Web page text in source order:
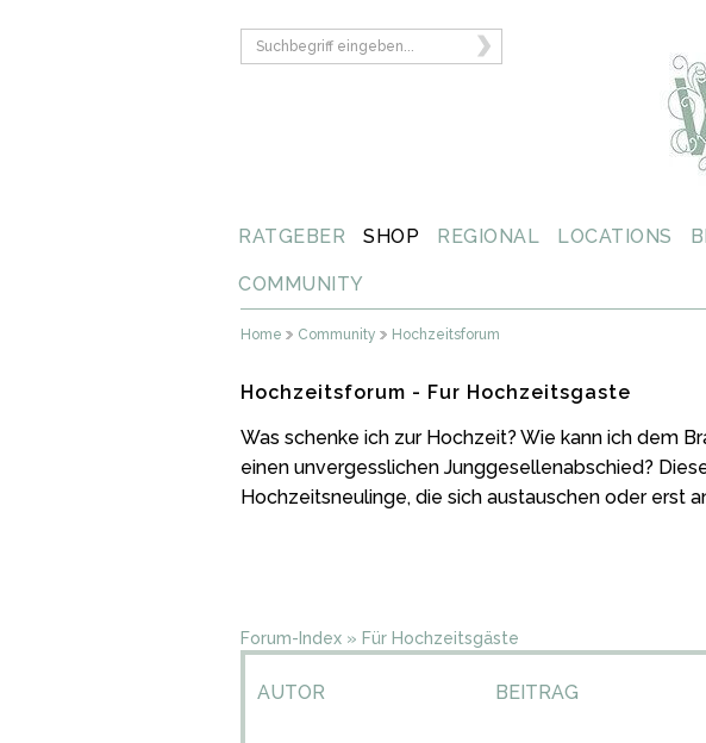
RATGEBER SHOP REGIONAL LOCATIONS
COMMUNITY
Home Community Hochzeitsforum
Hochzeitsforum - Fur Hochzeitsgaste
Was schenke ich zur Hochzeit? Wie kann ich dem
einen unvergesslichen Junggesellenabschied?
Hochzeitsneulinge, die sich austauschen oder erst
Forum-Index » Für Hochzeitsgäste
AUTOR BEITRAG